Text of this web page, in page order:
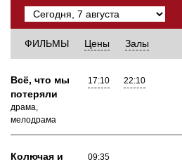
ФИЛЬМЫ Цены Залы
Всё, что мы
потеряли
драма,
мелодрама
17:10 22:10
Колючая и
09:35